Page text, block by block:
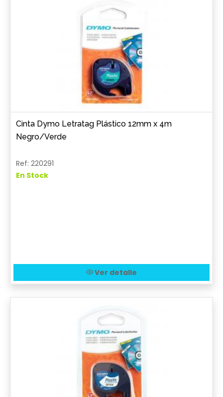
Cinta Dymo Letratag Plástico 12mm x 4m
Negro/Verde
Ref: 220291
En Stock
Ver detalle